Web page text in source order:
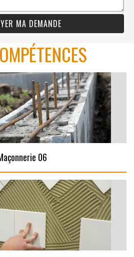
06